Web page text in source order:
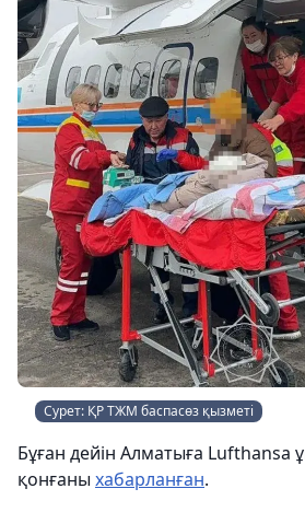
Сурет: ҚР ТЖМ баспасөз қызметі
Бұған дейін Алматыға Lufthansa
қонғаны хабарланған.